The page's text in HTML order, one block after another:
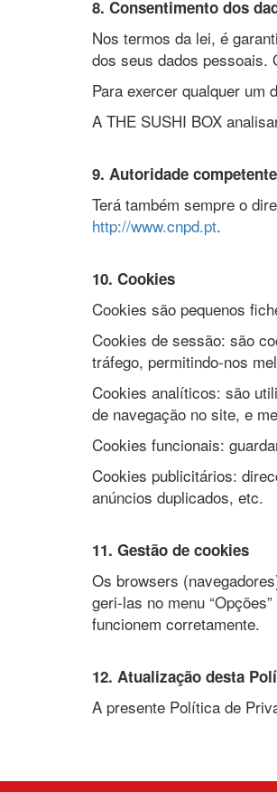
8. Consentimento dos
Nos termos da lei, é
dos seus dados pessoais.
Para exercer qualquer um
A THE SUSHI BOX
9. Autoridade competente
Terá também sempre o
http://www.cnpd.pt.
10. Cookies
Cookies são pequenos
Cookies de sessão: são
tráfego, permitindo-nos
Cookies analíticos: são
de navegação no site, e
Cookies funcionais:
Cookies publicitários:
anúncios duplicados, etc.
11. Gestão de cookies
Os browsers
geri-las no menu
funcionem corretamente.
12. Atualização desta
A presente Política de